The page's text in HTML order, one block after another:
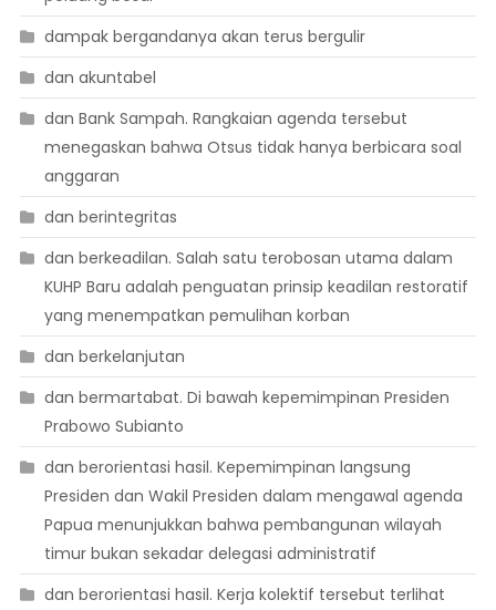
dampak bergandanya akan terus bergulir
dan akuntabel
dan Bank Sampah. Rangkaian agenda tersebut
menegaskan bahwa Otsus tidak hanya berbicara soal
anggaran
dan berintegritas
dan berkeadilan. Salah satu terobosan utama dalam
KUHP Baru adalah penguatan prinsip keadilan restoratif
yang menempatkan pemulihan korban
dan berkelanjutan
dan bermartabat. Di bawah kepemimpinan Presiden
Prabowo Subianto
dan berorientasi hasil. Kepemimpinan langsung
Presiden dan Wakil Presiden dalam mengawal agenda
Papua menunjukkan bahwa pembangunan wilayah
timur bukan sekadar delegasi administratif
dan berorientasi hasil. Kerja kolektif tersebut terlihat